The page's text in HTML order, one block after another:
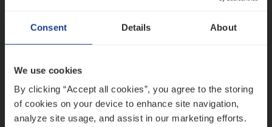
Consent Details About
We use cookies
By clicking “Accept all cookies”, you agree to the storing
of cookies on your device to enhance site navigation,
analyze site usage, and assist in our marketing efforts.
Ons sollicitatieproces